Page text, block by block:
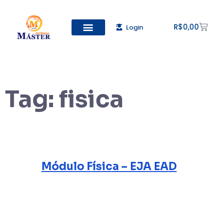
Login R$0,00
Tag: fisica
Módulo Física – EJA EAD